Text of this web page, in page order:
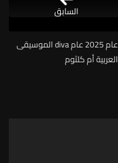
عام 2025 عام diva الموسيقى
العربية أم كلثوم
السابق